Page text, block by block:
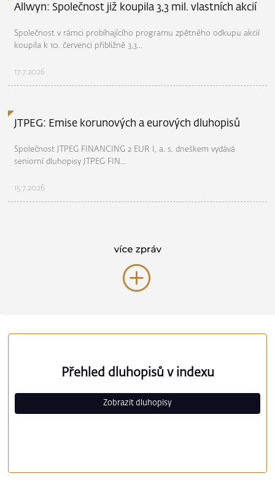
Allwyn: Společnost již koupila 3,3 mil. vlastních akcií
Společnost v rámci probíhajícího programu zpětného odkupu akcií
koupila k 10. červenci přibližně 3,3...
17.7.2026
JTPEG: Emise korunových a eurových dluhopisů
Společnost JTPEG FINANCING 2 EUR I, a. s. dneškem vydává
seniorní dluhopisy JTPEG FIN...
15.7.2026
Přehled dluhopisů v indexu
Zobrazit dluhopisy
5,70/26
AS